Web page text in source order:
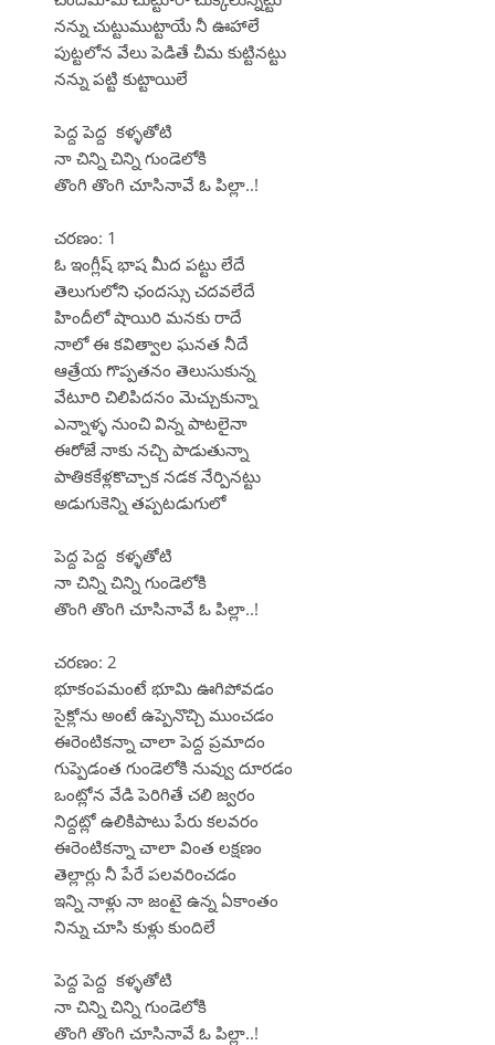
నన్ను చుట్టుముట్టాయే నీ ఊహాలే
పుట్టలోన వేలు పెడితే చీమ కుట్టినట్టు
నన్ను పట్టి కుట్టాయిలే
పెద్ద పెద్ద కళ్ళతోటి
నా చిన్ని చిన్ని గుండెలోకి
తొంగి తొంగి చూసినావే ఓ పిల్లా..!
చరణం: 1
ఓ ఇంగ్లీష్ భాష మీద పట్టు లేదే
తెలుగులోని ఛందస్సు చదవలేదే
హిందీలో షాయిరి మనకు రాదే
నాలో ఈ కవిత్వాల ఘనత నీదే
ఆత్రేయ గొప్పతనం తెలుసుకున్న
వేటూరి చిలిపిదనం మెచ్చుకున్నా
ఎన్నాళ్ళ నుంచి విన్న పాటలైనా
ఈరోజే నాకు నచ్చి పాడుతున్నా
పాతికకేళ్లకొచ్చాక నడక నేర్పినట్టు
అడుగుకెన్ని తప్పటడుగులో
పెద్ద పెద్ద కళ్ళతోటి
నా చిన్ని చిన్ని గుండెలోకి
తొంగి తొంగి చూసినావే ఓ పిల్లా..!
చరణం: 2
భూకంపమంటే భూమి ఊగిపోవడం
సైక్లోను అంటే ఉప్పెనొచ్చి ముంచడం
ఈరెంటికన్నా చాలా పెద్ద ప్రమాదం
గుప్పెడంత గుండెలోకి నువ్వు దూరడం
ఒంట్లోన వేడి పెరిగితే చలి జ్వరం
నిద్దట్లో ఉలికిపాటు పేరు కలవరం
ఈరెంటికన్నా చాలా వింత లక్షణం
తెల్లార్లు నీ పేరే పలవరించడం
ఇన్ని నాళ్లు నా జంటై ఉన్న ఏకాంతం
నిన్ను చూసి కుళ్లు కుందిలే
పెద్ద పెద్ద కళ్ళతోటి
నా చిన్ని చిన్ని గుండెలోకి
తొంగి తొంగి చూసినావే ఓ పిల్లా..!